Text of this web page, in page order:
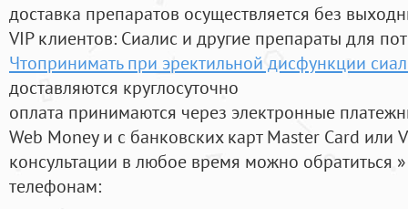
доставка препаратов осуществляется без
VIP клиентов: Сиалис и другие препараты для
Чтопринимать при эректильной дисфункции
доставляются круглосуточно
оплата принимаются через электронные
Web Money и с банковских карт Master Card или
консультации в любое время можно обратиться
телефонам: